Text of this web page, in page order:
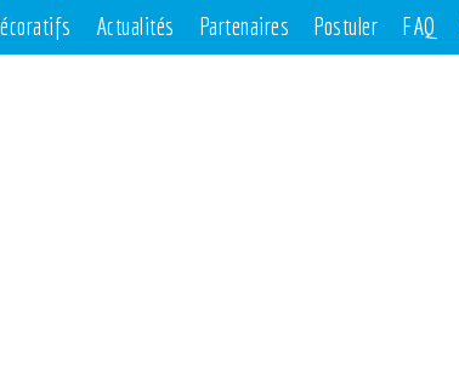
Actualités Partenaires Postuler FAQ